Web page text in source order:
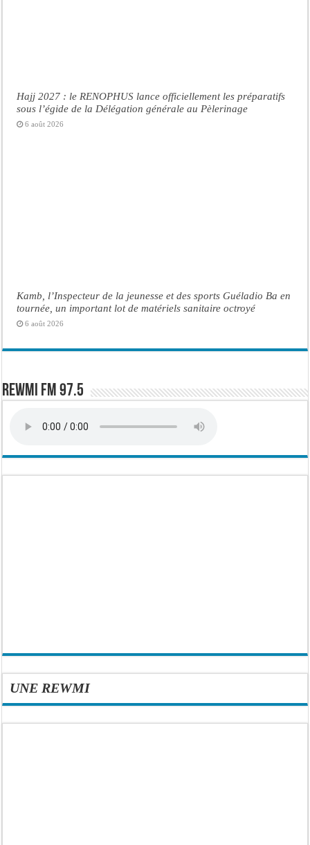
Hajj 2027 : le RENOPHUS lance officiellement les préparatifs
sous l’égide de la Délégation générale au Pèlerinage
6 août 2026
Kamb, l’Inspecteur de la jeunesse et des sports Guéladio Ba en
tournée, un important lot de matériels sanitaire octroyé
6 août 2026
Rewmi FM 97.5
UNE REWMI